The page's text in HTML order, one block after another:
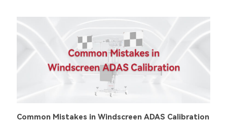
Common Mistakes in Windscreen ADAS Calibration